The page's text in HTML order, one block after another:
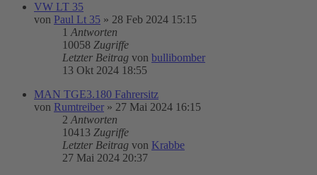
VW LT 35
von Paul Lt 35 » 28 Feb 2024 15:15
1 Antworten
10058 Zugriffe
Letzter Beitrag von bullibomber
13 Okt 2024 18:55
MAN TGE3.180 Fahrersitz
von Rumtreiber » 27 Mai 2024 16:15
2 Antworten
10413 Zugriffe
Letzter Beitrag von Krabbe
27 Mai 2024 20:37